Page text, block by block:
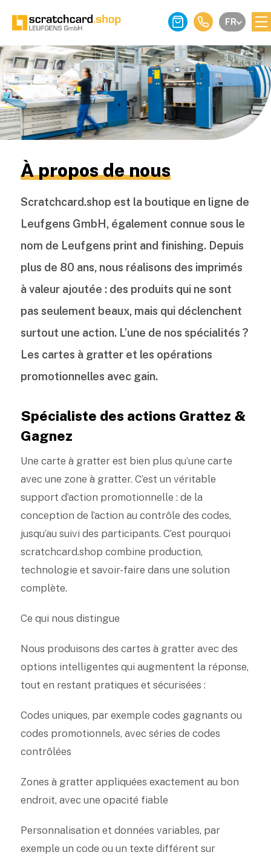
FR
À propos de nous
Scratchcard.shop est la boutique en ligne de
Leufgens GmbH, également connue sous le
nom de Leufgens print and finishing. Depuis
plus de 80 ans, nous réalisons des imprimés
à valeur ajoutée : des produits qui ne sont
pas seulement beaux, mais qui déclenchent
surtout une action. L’une de nos spécialités ?
Les cartes à gratter et les opérations
promotionnelles avec gain.
Spécialiste des actions Grattez &
Gagnez
Une carte à gratter est bien plus qu’une carte
avec une zone à gratter. C’est un véritable
support d’action promotionnelle : de la
conception de l’action au contrôle des codes,
jusqu’au suivi des participants. C’est pourquoi
scratchcard.shop combine production,
technologie et savoir-faire dans une solution
complète.
Ce qui nous distingue
Nous produisons des cartes à gratter avec des
options intelligentes qui augmentent la réponse,
tout en restant pratiques et sécurisées :
Codes uniques, par exemple codes gagnants ou
codes promotionnels, avec séries de codes
contrôlées
Zones à gratter appliquées exactement au bon
endroit, avec une opacité fiable
Personnalisation et données variables, par
exemple un code ou un texte différent sur